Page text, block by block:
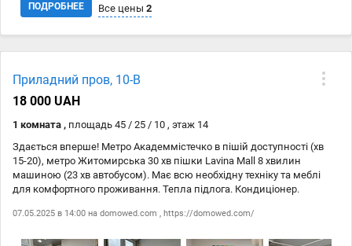
ПОДРОБНЕЕ Все цены 2
27.08 domowed.com
Приладний пров, 10-В
18 000 UAH
1 комната , площадь 45 / 25 / 10 , этаж 14
Здається вперше! Метро Академмістечко в пішій доступності (хв
15-20), метро Житомирська 30 хв пішки Lavina Mall 8 хвилин
машиною (23 хв автобусом). Має всю необхідну техніку та меблі
для комфортного проживання. Тепла підлога. Кондиціонер.
Поштомат у будинку. На теріторії ЖК магазин Коло. Лічильники на
07.05.2025 в 14:00 на domowed.com , https://domowed.com/